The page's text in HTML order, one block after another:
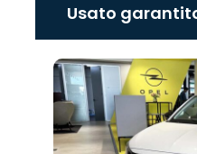
Promo
Omoda
Promo
Mazda
Promo
Citroën
Promo
Cupra
Promo
Peugeot
Promo
Land
Rover
Promo
Jeep
Promo
Seat
Promo
Fiat
Promo
Jaecoo
Promo
Alfa
Romeo
Promo
Lancia
Promo
Hyundai
Promo
Opel
Promo
Abarth
‹